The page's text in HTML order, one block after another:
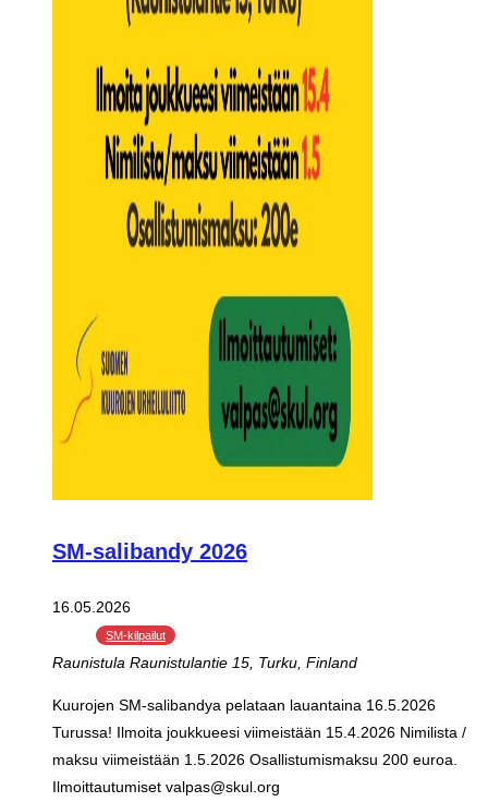
SM-salibandy 2026
16.05.2026
SM-kilpailut
Raunistula Raunistulantie 15, Turku, Finland
Kuurojen SM-salibandya pelataan lauantaina 16.5.2026
Turussa! Ilmoita joukkueesi viimeistään 15.4.2026 Nimilista /
maksu viimeistään 1.5.2026 Osallistumismaksu 200 euroa.
Ilmoittautumiset valpas@skul.org